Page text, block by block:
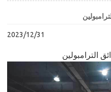
2023/12/31
الترامبولين